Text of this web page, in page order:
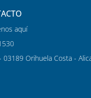
aquí
03189 Orihuela Costa -